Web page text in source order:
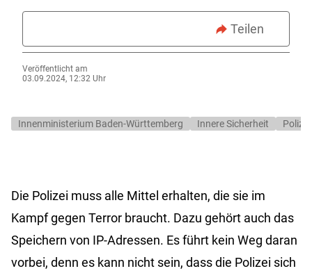
Teilen
Veröffentlicht am
03.09.2024, 12:32 Uhr
Innenministerium Baden-Württemberg Innere Sicherheit Polizei
Die Polizei muss alle Mittel erhalten, die sie im
Kampf gegen Terror braucht. Dazu gehört auch das
Speichern von IP-Adressen. Es führt kein Weg daran
vorbei, denn es kann nicht sein, dass die Polizei sich